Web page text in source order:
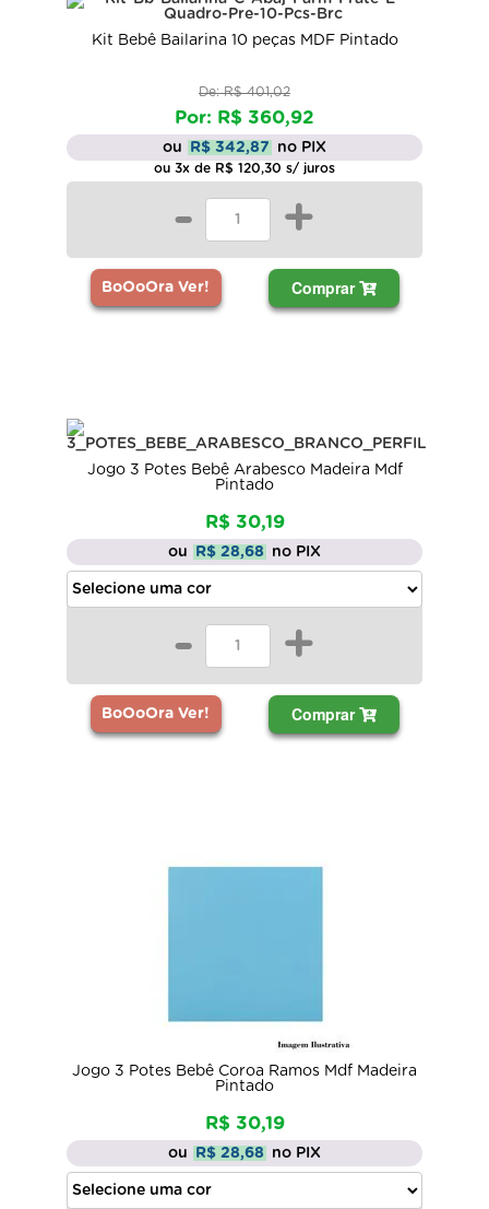
Kit Bebê Bailarina 10 peças MDF Pintado
De: R$ 401,02
Por: R$ 360,92
ou R$ 342,87 no PIX
ou 3x de R$ 120,30 s/ juros
- +
BoOoOra Ver! Comprar
Jogo 3 Potes Bebê Arabesco Madeira Mdf
Pintado
R$ 30,19
ou R$ 28,68 no PIX
- +
BoOoOra Ver! Comprar
Jogo 3 Potes Bebê Coroa Ramos Mdf Madeira
Pintado
R$ 30,19
ou R$ 28,68 no PIX